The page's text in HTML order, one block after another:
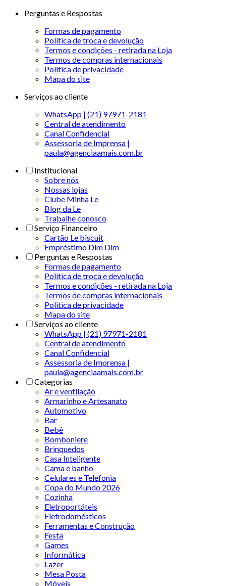
Perguntas e Respostas
Formas de pagamento
Política de troca e devolução
Termos e condições - retirada na Loja
Termos de compras internacionais
Politica de privacidade
Mapa do site
Serviços ao cliente
WhatsApp | (21) 97971-2181
Central de atendimento
Canal Confidencial
Assessoria de Imprensa |
paula@agenciaamais.com.br
Institucional
Sobre nós
Nossas lojas
Clube Minha Le
Blog da Le
Trabalhe conosco
Serviço Financeiro
Cartão Le biscuit
Empréstimo Dim Dim
Perguntas e Respostas
Formas de pagamento
Política de troca e devolução
Termos e condições - retirada na Loja
Termos de compras internacionais
Politica de privacidade
Mapa do site
Serviços ao cliente
WhatsApp | (21) 97971-2181
Central de atendimento
Canal Confidencial
Assessoria de Imprensa |
paula@agenciaamais.com.br
Categorias
Ar e ventilação
Armarinho e Artesanato
Automotivo
Bar
Bebê
Bomboniere
Brinquedos
Casa Inteligente
Cama e banho
Celulares e Telefonia
Copa do Mundo 2026
Cozinha
Eletroportáteis
Eletrodomésticos
Ferramentas e Construção
Festa
Games
Informática
Lazer
Mesa Posta
Móveis